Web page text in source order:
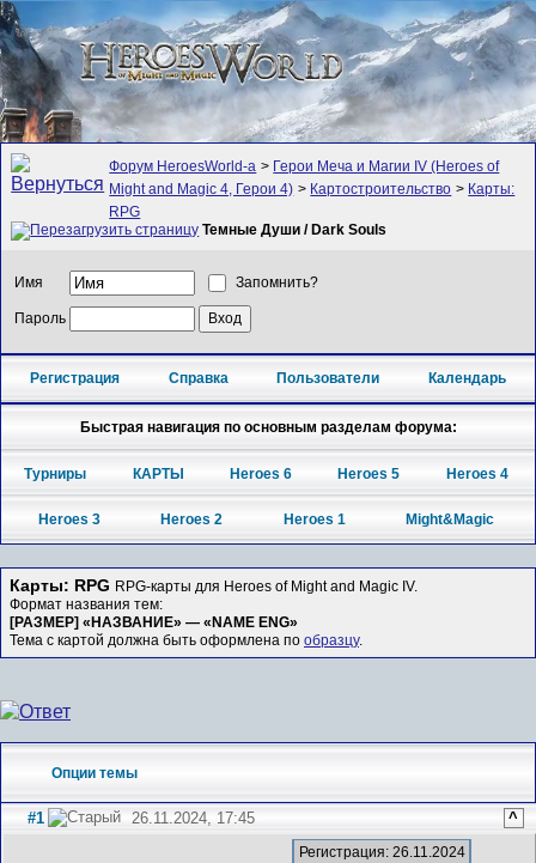
Форум HeroesWorld-а > Герои Меча и Магии IV (Heroes of
Might and Magic 4, Герои 4) > Картостроительство > Карты:
RPG
Темные Души / Dark Souls
Имя Запомнить?
Пароль
Регистрация Справка Пользователи Календарь
Быстрая навигация по основным разделам форума:
Турниры КАРТЫ Heroes 6 Heroes 5 Heroes 4
Heroes 3 Heroes 2 Heroes 1 Might&Magic
Карты: RPG RPG-карты для Heroes of Might and Magic IV.
Формат названия тем:
[РАЗМЕР] «НАЗВАНИЕ» — «NAME ENG»
Тема с картой должна быть оформлена по образцу.
Опции темы
#1 26.11.2024, 17:45 ^
Регистрация: 26.11.2024